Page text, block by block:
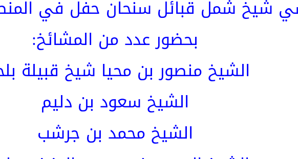
شيخ شمل قبائل سنحان حفل في
بحضور عدد من المشائخ:
الشيخ منصور بن محيا شيخ قبيلة
الشيخ سعود بن دليم
الشيخ محمد بن جرشب